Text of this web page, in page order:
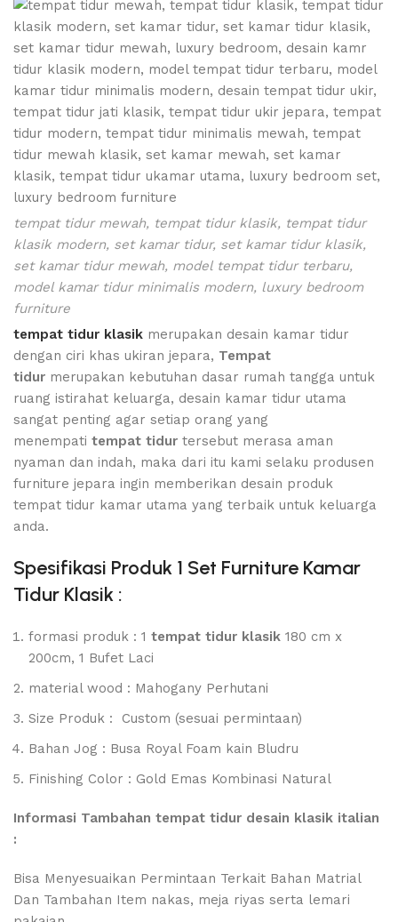
tempat tidur mewah, tempat tidur klasik, tempat tidur
klasik modern, set kamar tidur, set kamar tidur klasik,
set kamar tidur mewah, model tempat tidur terbaru,
model kamar tidur minimalis modern, luxury bedroom
furniture
tempat tidur klasik merupakan desain kamar tidur
dengan ciri khas ukiran jepara, Tempat
tidur merupakan kebutuhan dasar rumah tangga untuk
ruang istirahat keluarga, desain kamar tidur utama
sangat penting agar setiap orang yang
menempati tempat tidur tersebut merasa aman
nyaman dan indah, maka dari itu kami selaku produsen
furniture jepara ingin memberikan desain produk
tempat tidur kamar utama yang terbaik untuk keluarga
anda.
Spesifikasi Produk 1 Set Furniture Kamar
Tidur Klasik :
formasi produk : 1 tempat tidur klasik 180 cm x
200cm, 1 Bufet Laci
material wood : Mahogany Perhutani
Size Produk : Custom (sesuai permintaan)
Bahan Jog : Busa Royal Foam kain Bludru
Finishing Color : Gold Emas Kombinasi Natural
Informasi Tambahan tempat tidur desain klasik italian
:
Bisa Menyesuaikan Permintaan Terkait Bahan Matrial
Dan Tambahan Item nakas, meja riyas serta lemari